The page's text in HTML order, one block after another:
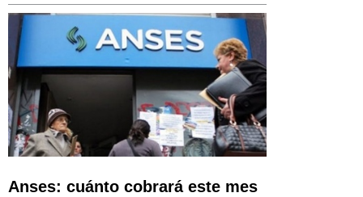
Anses: cuánto cobrará este mes